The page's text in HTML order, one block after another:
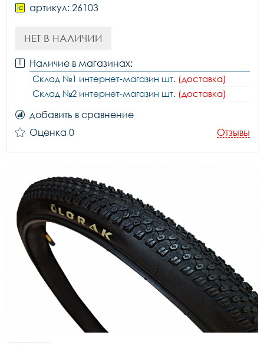
артикул: 26103
НЕТ В НАЛИЧИИ
Наличие в магазинах:
Склад №1 интернет-магазин шт. (доставка)
Склад №2 интернет-магазин шт. (доставка)
добавить в сравнение
Оценка 0
Отзывы